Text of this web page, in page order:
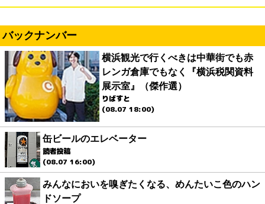
バックナンバー
横浜観光で行くべきは中華街でも赤
レンガ倉庫でもなく『横浜税関資料
展示室』（傑作選）
りばすと
(08.07 18:00)
缶ビールのエレベーター
読者投稿
(08.07 16:00)
みんなにおいを嗅ぎたくなる、めんたいこ色のハン
ドソープ